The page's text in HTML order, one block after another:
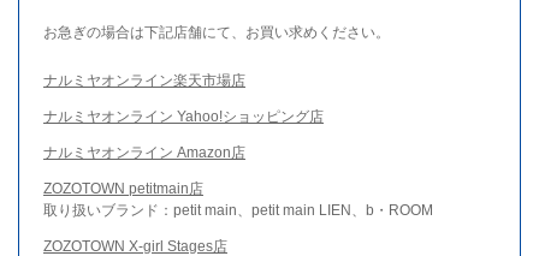
お急ぎの場合は下記店舗にて、お買い求めください。
ナルミヤオンライン楽天市場店
ナルミヤオンライン Yahoo!ショッピング店
ナルミヤオンライン Amazon店
ZOZOTOWN petitmain店
取り扱いブランド：petit main、petit main LIEN、b・ROOM
ZOZOTOWN X-girl Stages店